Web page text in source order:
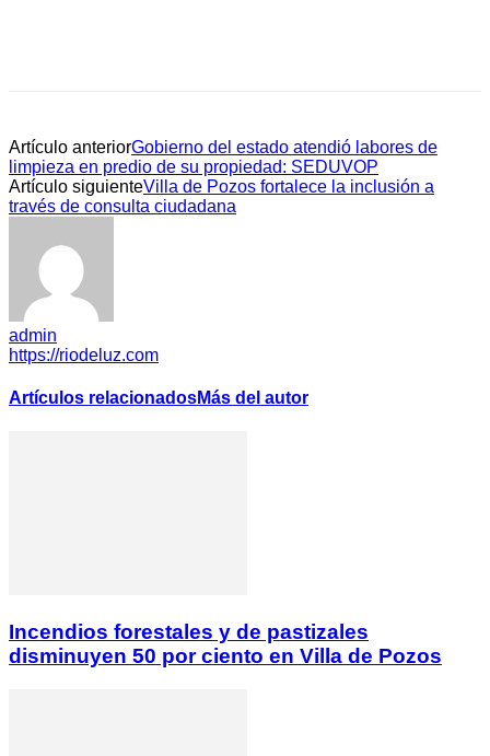
Artículo anteriorGobierno del estado atendió labores de
limpieza en predio de su propiedad: SEDUVOP
Artículo siguienteVilla de Pozos fortalece la inclusión a
través de consulta ciudadana
admin
https://riodeluz.com
Artículos relacionadosMás del autor
Incendios forestales y de pastizales
disminuyen 50 por ciento en Villa de Pozos